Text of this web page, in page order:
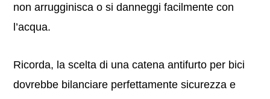
non arrugginisca o si danneggi facilmente con
l’acqua.
Ricorda, la scelta di una catena antifurto per bici
dovrebbe bilanciare perfettamente sicurezza e